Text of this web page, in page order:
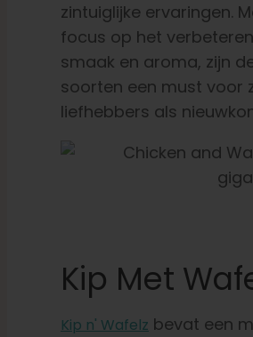
zintuiglijke ervaringen.
focus op het
smaak en aroma, zijn
soorten een must voor
liefhebbers als
Kip Met
Kip n' Wafelz bevat een